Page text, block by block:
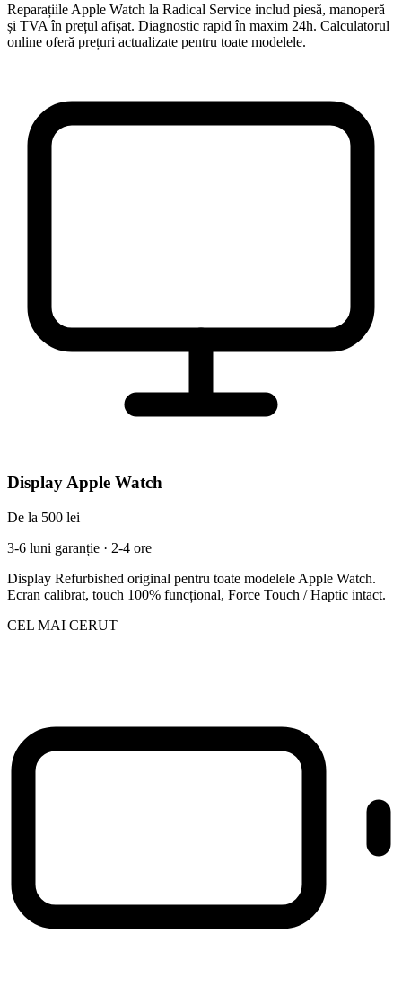
Reparațiile Apple Watch la Radical Service includ piesă, manoperă
și TVA în prețul afișat. Diagnostic rapid în maxim 24h. Calculatorul
online oferă prețuri actualizate pentru toate modelele.
Display Apple Watch
De la 500 lei
3-6 luni garanție · 2-4 ore
Display Refurbished original pentru toate modelele Apple Watch.
Ecran calibrat, touch 100% funcțional, Force Touch / Haptic intact.
CEL MAI CERUT